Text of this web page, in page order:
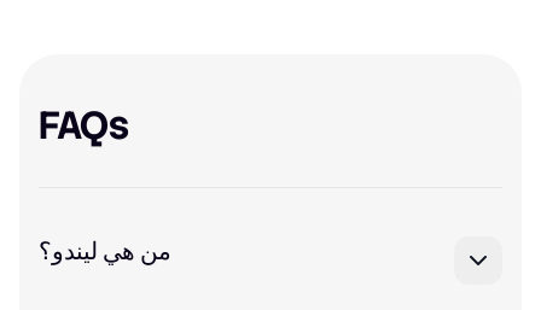
FAQs
من هي ليندو؟